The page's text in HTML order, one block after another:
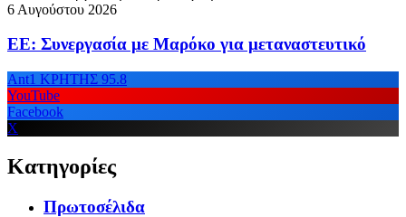
6 Αυγούστου 2026
ΕΕ: Συνεργασία με Μαρόκο για μεταναστευτικό
Ant1 ΚΡΗΤΗΣ 95.8
YouTube
Facebook
X
Κατηγορίες
Πρωτοσέλιδα